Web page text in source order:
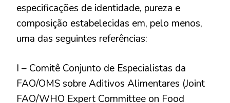
especificações de identidade, pureza e
composição estabelecidas em, pelo menos,
uma das seguintes referências:
I – Comitê Conjunto de Especialistas da
FAO/OMS sobre Aditivos Alimentares (Joint
FAO/WHO Expert Committee on Food